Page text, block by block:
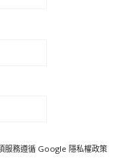
服務遵循 Google 隱私權政策